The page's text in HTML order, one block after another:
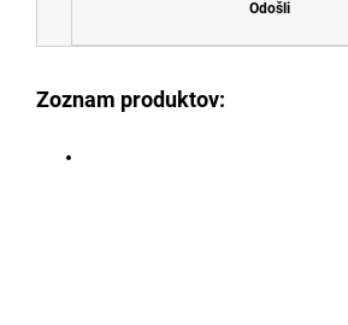
Odošli
Zoznam produktov: